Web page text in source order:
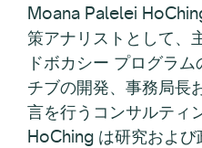
Moana Palelei
策アナリストとして、
ドボカシー プログラ
チブの開発、事務局長
言を行うコンサルティ
HoChing は研究およ